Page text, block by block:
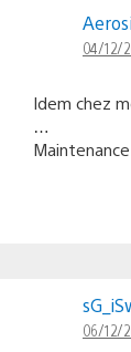
04/12/
Idem chez
06/12/